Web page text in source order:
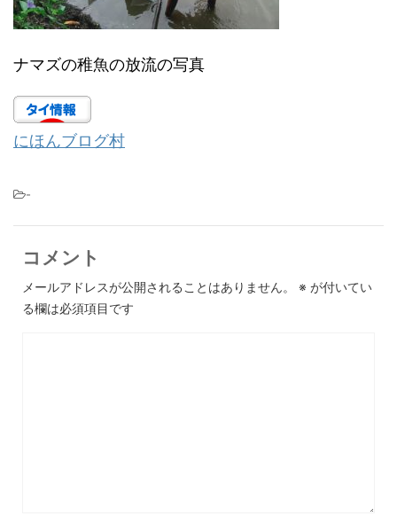
ナマズの稚魚の放流の写真
にほんブログ村
-
コメント
メールアドレスが公開されることはありません。 ※ が付いてい
る欄は必須項目です